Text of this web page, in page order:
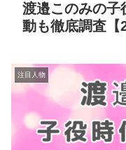
渡邉このみの子
動も徹底調査【
注目人物